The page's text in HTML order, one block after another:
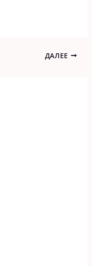
ДАЛЕЕ